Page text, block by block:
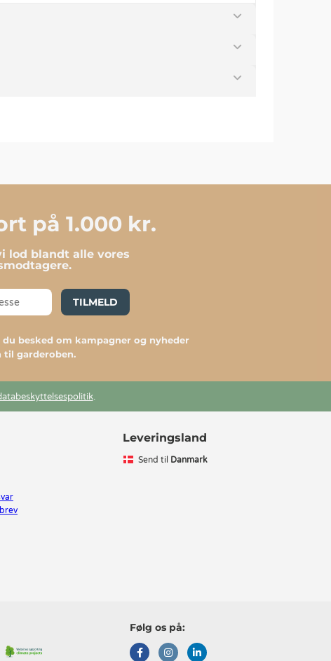
på 1.000 kr.
lod blandt alle vores
TILMELD
besked om kampagner og nyheder
til garderoben.
.
Leveringsland
Send til Danmark
Følg os på: